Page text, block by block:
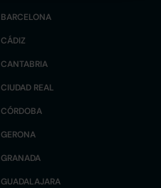
BARCELONA
CÁDIZ
CANTABRIA
CIUDAD REAL
CÓRDOBA
GERONA
GRANADA
GUADALAJARA